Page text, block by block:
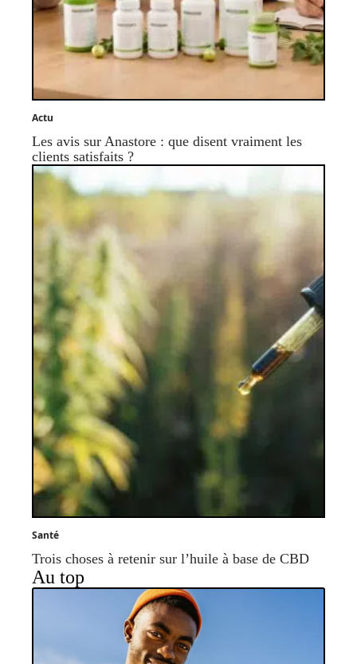
Actu
Les avis sur Anastore : que disent vraiment les
clients satisfaits ?
Santé
Trois choses à retenir sur l’huile à base de CBD
Au top